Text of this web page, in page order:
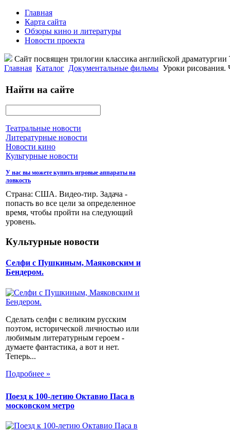
Главная
Карта сайта
Обзоры кино и литературы
Новости проекта
Сайт посвящен трилогии классика английской
Главная Каталог Документальные фильмы Уроки рисования.
Найти на сайте
Театральные новости
Литературные новости
Новости кино
Культурные новости
У нас вы можете купить игровые аппараты на
ловкость
Страна: США. Видео-тир. Задача -
попасть во все цели за определенное
время, чтобы пройти на следующий
уровень.
Культурные новости
Селфи с Пушкиным, Маяковским и
Бендером.
Сделать селфи с великим русским
поэтом, исторической личностью или
любимым литературным героем -
думаете фантастика, а вот и нет.
Теперь...
Подробнее »
Поезд к 100-летию Октавио Паса в
московском метро